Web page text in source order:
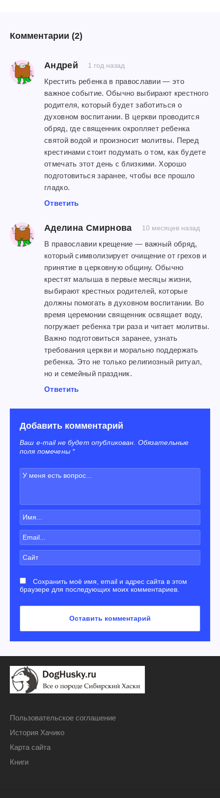
Комментарии (2)
Андрей 1 год назад
Крестить ребенка в православии — это
важное событие. Обычно выбирают крестного
родителя, который будет заботиться о
духовном воспитании. В церкви проводится
обряд, где священник окропляет ребенка
святой водой и произносит молитвы. Перед
крестинами стоит подумать о том, как будете
отмечать этот день с близкими. Хорошо
подготовиться заранее, чтобы все прошло
гладко.
Ответить
Аделина Смирнова 10 месяцев назад
В православии крещение — важный обряд,
который символизирует очищение от грехов и
принятие в церковную общину. Обычно
крестят малыша в первые месяцы жизни,
выбирают крестных родителей, которые
должны помогать в духовном воспитании. Во
время церемонии священник освящает воду,
погружает ребенка три раза и читает молитвы.
Важно подготовиться заранее, узнать
требования церкви и морально поддержать
ребенка. Это не только религиозный ритуал,
но и семейный праздник.
Ответить
Добавить комментарий
Ваш e-mail не будет опубликован. Обязательные
поля помечены *
Сохранить моё имя, email и адрес сайта в этом
браузере для последующих моих комментариев.
Пользовательское соглашение
История Хачико
Карта сайта
Книги